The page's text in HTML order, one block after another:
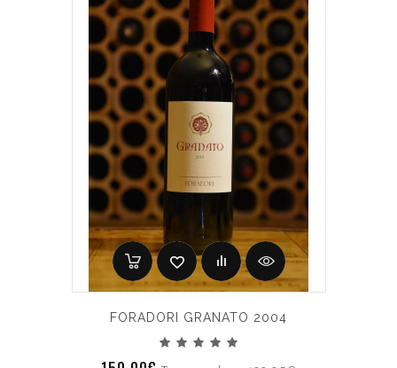
FORADORI GRANATO 2004